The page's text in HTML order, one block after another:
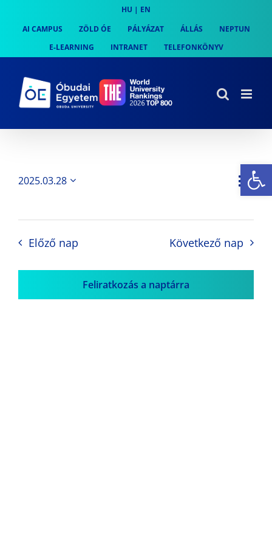
content
HU | EN
AI CAMPUS
ZÖLD ÓE PÁLYÁZAT ÁLLÁS
NEPTUN
E-LEARNING
INTRANET TELEFONKÖNYV
Nap
2025.03.28
Előző nap Következő nap
Feliratkozás a naptárra